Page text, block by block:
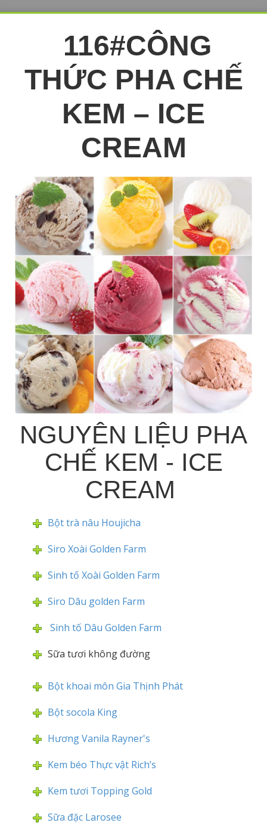
116#CÔNG
THỨC PHA CHẾ
KEM – ICE
CREAM
NGUYÊN LIỆU PHA
CHẾ KEM - ICE
CREAM
Bột trà nâu Houjicha
Siro Xoài Golden Farm
Sinh tố Xoài Golden Farm
Siro Dâu golden Farm
Sinh tố Dâu Golden Farm
Sữa tươi không đường
Bột khoai môn Gia Thịnh Phát
Bột socola King
Hương Vanila Rayner's
Kem béo Thực vật Rich’s
Kem tươi Topping Gold
Sữa đặc Larosee